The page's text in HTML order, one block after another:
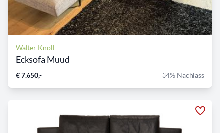
Walter Knoll
Ecksofa Muud
€ 7.650,- 34% Nachlass